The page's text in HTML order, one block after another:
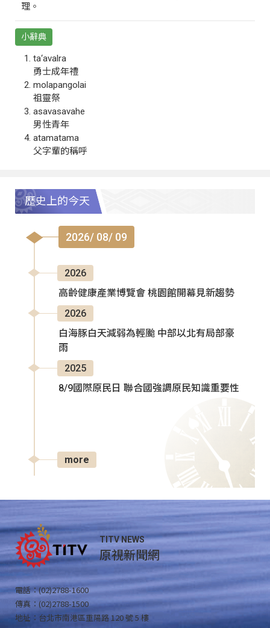
理。
小辭典
ta‘avalra
勇士成年禮
molapangolai
祖靈祭
asavasavahe
男性青年
atamatama
父字輩的稱呼
歷史上的今天
2026/ 08/ 09
2026
高齡健康產業博覽會 桃園館開幕見新趨勢
2026
白海豚白天減弱為輕颱 中部以北有局部豪
雨
2025
8/9國際原民日 聯合國強調原民知識重要性
more
TITV NEWS
原視新聞網
電話：(02)2788-1600
傳真：(02)2788-1500
地址：台北市南港區重陽路 120 號 5 樓